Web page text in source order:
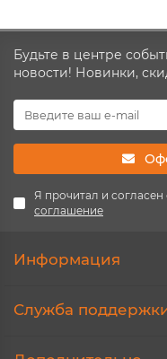
Будьте в центре
новости! Новинки,
Я прочитал и согласен
соглашение
Информация
Служба